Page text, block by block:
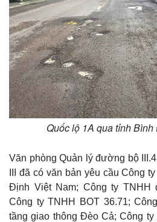
Quốc lộ 1A qua tỉnh
Văn phòng Quản lý đường bộ
III đã có văn bản yêu cầu Công
Định Việt Nam; Công ty TNHH
Công ty TNHH BOT 36.71;
tầng giao thông Đèo Cả; Công